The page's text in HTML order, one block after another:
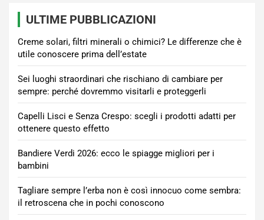
ULTIME PUBBLICAZIONI
Creme solari, filtri minerali o chimici? Le differenze che è
utile conoscere prima dell’estate
Sei luoghi straordinari che rischiano di cambiare per
sempre: perché dovremmo visitarli e proteggerli
Capelli Lisci e Senza Crespo: scegli i prodotti adatti per
ottenere questo effetto
Bandiere Verdi 2026: ecco le spiagge migliori per i
bambini
Tagliare sempre l’erba non è così innocuo come sembra:
il retroscena che in pochi conoscono